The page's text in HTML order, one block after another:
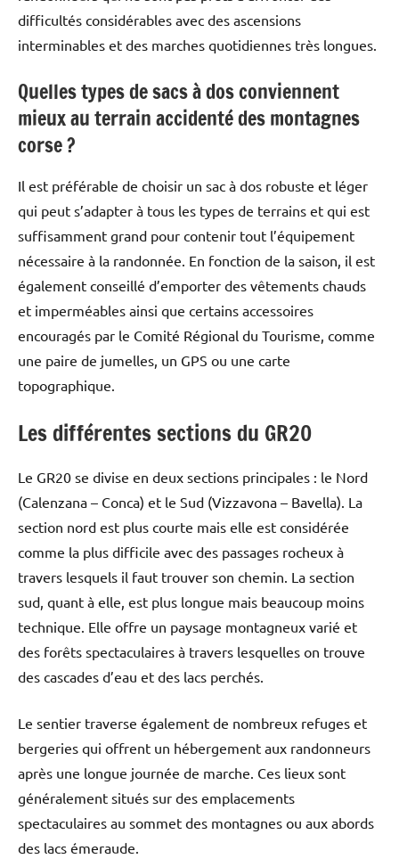
difficultés considérables avec des ascensions
interminables et des marches quotidiennes très longues.
Quelles types de sacs à dos conviennent
mieux au terrain accidenté des montagnes
corse ?
Il est préférable de choisir un sac à dos robuste et léger
qui peut s’adapter à tous les types de terrains et qui est
suffisamment grand pour contenir tout l’équipement
nécessaire à la randonnée. En fonction de la saison, il est
également conseillé d’emporter des vêtements chauds
et imperméables ainsi que certains accessoires
encouragés par le Comité Régional du Tourisme, comme
une paire de jumelles, un GPS ou une carte
topographique.
Les différentes sections du GR20
Le GR20 se divise en deux sections principales : le Nord
(Calenzana – Conca) et le Sud (Vizzavona – Bavella). La
section nord est plus courte mais elle est considérée
comme la plus difficile avec des passages rocheux à
travers lesquels il faut trouver son chemin. La section
sud, quant à elle, est plus longue mais beaucoup moins
technique. Elle offre un paysage montagneux varié et
des forêts spectaculaires à travers lesquelles on trouve
des cascades d’eau et des lacs perchés.
Le sentier traverse également de nombreux refuges et
bergeries qui offrent un hébergement aux randonneurs
après une longue journée de marche. Ces lieux sont
généralement situés sur des emplacements
spectaculaires au sommet des montagnes ou aux abords
des lacs émeraude.